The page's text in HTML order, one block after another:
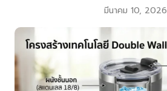
มีนาคม 10, 2026